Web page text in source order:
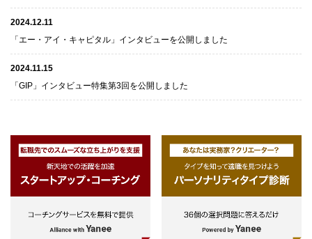
2024.12.11
「エー・アイ・キャピタル」インタビューを公開しました
2024.11.15
「GIP」インタビュー特集第3回を公開しました